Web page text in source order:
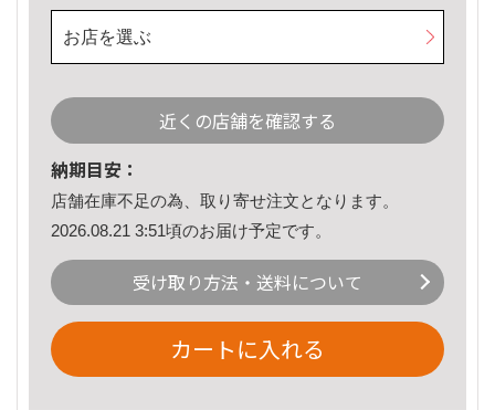
お店を選ぶ
近くの店舗を確認する
納期目安：
店舗在庫不足の為、取り寄せ注文となります。
2026.08.21 3:51頃のお届け予定です。
受け取り方法・送料について
カートに入れる